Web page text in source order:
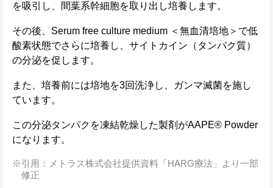
を吸引し、間葉系幹細胞を取り出し培養します。
その後、Serum free culture medium ＜無血清培地＞で低
酸素状態でさらに培養し、サイトカイン（タンパク質）
の分泌を促します。
また、培養前には培地を3回洗浄し、ガンマ滅菌を施し
ています。
この分泌タンパクを凍結乾燥した製剤がAAPE® Powder
になります。
引用：メトラス株式会社提供資料「HARG療法」より一部
修正